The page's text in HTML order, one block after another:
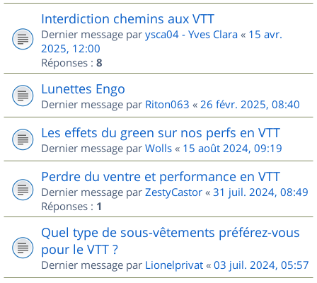
Interdiction chemins aux VTT
Dernier message par ysca04 - Yves Clara « 15 avr.
2025, 12:00
Réponses : 8
Lunettes Engo
Dernier message par Riton063 « 26 févr. 2025, 08:40
Les effets du green sur nos perfs en VTT
Dernier message par Wolls « 15 août 2024, 09:19
Perdre du ventre et performance en VTT
Dernier message par ZestyCastor « 31 juil. 2024, 08:49
Réponses : 1
Quel type de sous-vêtements préférez-vous
pour le VTT ?
Dernier message par Lionelprivat « 03 juil. 2024, 05:57